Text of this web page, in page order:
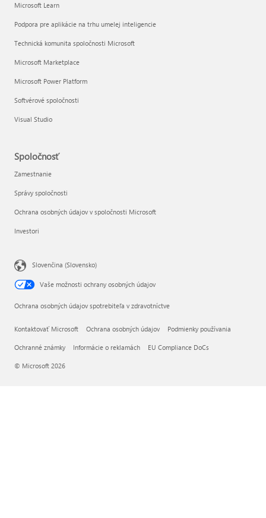
Microsoft Learn
Podpora pre aplikácie na trhu umelej inteligencie
Technická komunita spoločnosti Microsoft
Microsoft Marketplace
Microsoft Power Platform
Softvérové spoločnosti
Visual Studio
Spoločnosť
Zamestnanie
Správy spoločnosti
Ochrana osobných údajov v spoločnosti Microsoft
Investori
Slovenčina (Slovensko)
Vaše možnosti ochrany osobných údajov
Ochrana osobných údajov spotrebiteľa v zdravotníctve
Kontaktovať Microsoft Ochrana osobných údajov Podmienky používania
Ochranné známky Informácie o reklamách EU Compliance DoCs
© Microsoft 2026